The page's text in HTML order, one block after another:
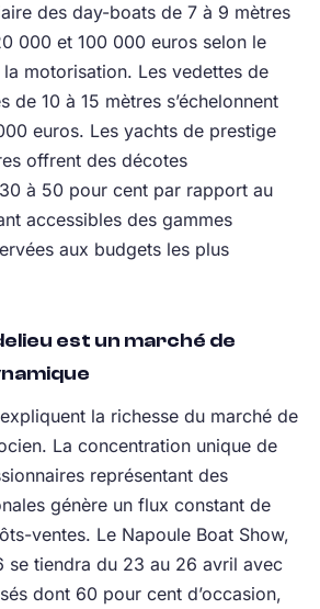
des day-boats de 7 à 9 mètres
000 et 100 000 euros selon le
la motorisation. Les vedettes de
de 10 à 15 mètres s’échelonnent
euros. Les yachts de prestige
offrent des décotes
à 50 pour cent par rapport au
accessibles des gammes
aux budgets les plus
est un marché de
la richesse du marché de
La concentration unique de
représentant des
génère un flux constant de
ventes. Le Napoule Boat Show,
se tiendra du 23 au 26 avril avec
dont 60 pour cent d’occasion,